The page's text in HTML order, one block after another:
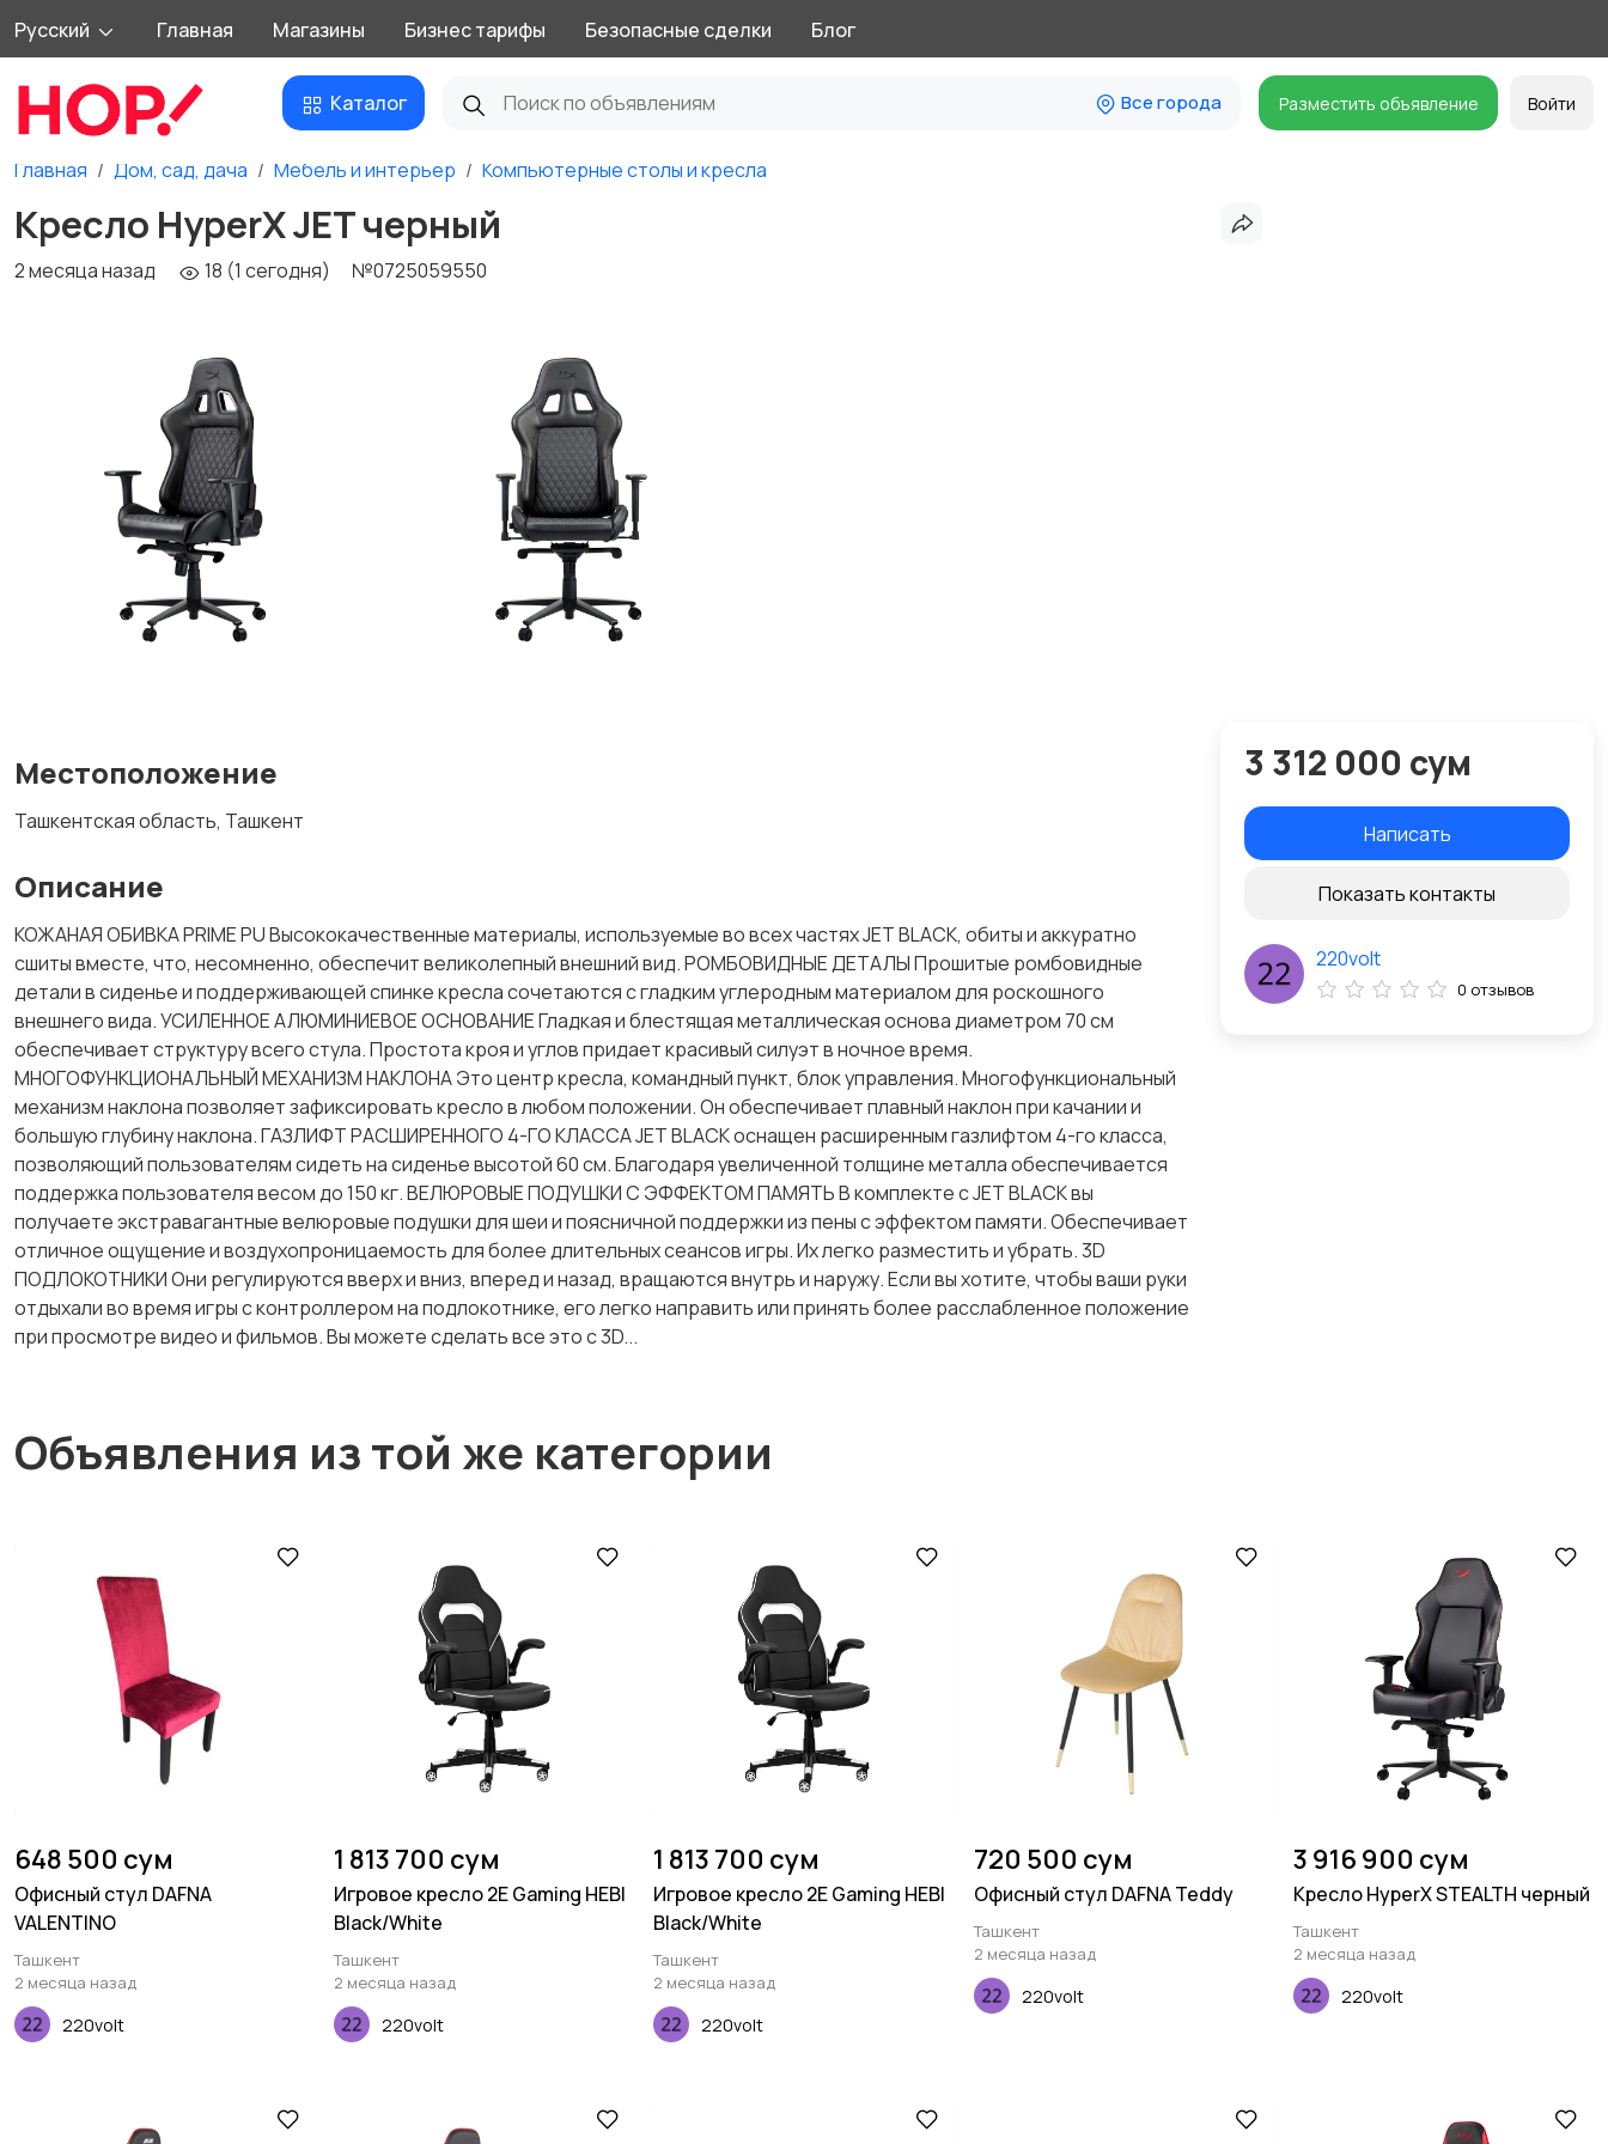
Русский Главная Магазины Бизнес тарифы Безопасные сделки Блог
Каталог Все города Разместить объявление Войти
Главная Дом, сад, дача Мебель и интерьер Компьютерные столы и кресла
Кресло HyperX JET черный
2 месяца назад 18 (1 сегодня) №0725059550
Местоположение
Ташкентская область, Ташкент
Описание
КОЖАНАЯ ОБИВКА PRIME PU Высококачественные материалы, используемые во всех частях JET BLACK, обиты и аккуратно
сшиты вместе, что, несомненно, обеспечит великолепный внешний вид. РОМБОВИДНЫЕ ДЕТАЛЫ Прошитые ромбовидные
детали в сиденье и поддерживающей спинке кресла сочетаются с гладким углеродным материалом для роскошного
внешнего вида. УСИЛЕННОЕ АЛЮМИНИЕВОЕ ОСНОВАНИЕ Гладкая и блестящая металлическая основа диаметром 70 см
обеспечивает структуру всего стула. Простота кроя и углов придает красивый силуэт в ночное время.
МНОГОФУНКЦИОНАЛЬНЫЙ МЕХАНИЗМ НАКЛОНА Это центр кресла, командный пункт, блок управления. Многофункциональный
механизм наклона позволяет зафиксировать кресло в любом положении. Он обеспечивает плавный наклон при качании и
большую глубину наклона. ГАЗЛИФТ РАСШИРЕННОГО 4-ГО КЛАССА JET BLACK оснащен расширенным газлифтом 4-го класса,
позволяющий пользователям сидеть на сиденье высотой 60 см. Благодаря увеличенной толщине металла обеспечивается
поддержка пользователя весом до 150 кг. ВЕЛЮРОВЫЕ ПОДУШКИ С ЭФФЕКТОМ ПАМЯТЬ В комплекте с JET BLACK вы
получаете экстравагантные велюровые подушки для шеи и поясничной поддержки из пены с эффектом памяти. Обеспечивает
отличное ощущение и воздухопроницаемость для более длительных сеансов игры. Их легко разместить и убрать. 3D
ПОДЛОКОТНИКИ Они регулируются вверх и вниз, вперед и назад, вращаются внутрь и наружу. Если вы хотите, чтобы ваши руки
отдыхали во время игры с контроллером на подлокотнике, его легко направить или принять более расслабленное положение
при просмотре видео и фильмов. Вы можете сделать все это с 3D...
3 312 000 сум
Написать
Показать контакты
220volt
0 отзывов
Объявления из той же категории
648 500 сум
Офисный стул DAFNA
VALENTINO
Ташкент
2 месяца назад
220volt
1 813 700 сум
Игровое кресло 2E Gaming HEBI
Black/White
Ташкент
2 месяца назад
220volt
1 813 700 сум
Игровое кресло 2E Gaming HEBI
Black/White
Ташкент
2 месяца назад
220volt
720 500 сум
Офисный стул DAFNA Teddy
Ташкент
2 месяца назад
220volt
3 916 900 сум
Кресло HyperX STEALTH черный
Ташкент
2 месяца назад
220volt